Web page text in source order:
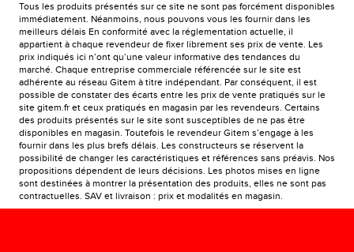
Tous les produits présentés sur ce site ne sont pas forcément disponibles
immédiatement. Néanmoins, nous pouvons vous les fournir dans les
meilleurs délais En conformité avec la réglementation actuelle, il
appartient à chaque revendeur de fixer librement ses prix de vente. Les
prix indiqués ici n’ont qu’une valeur informative des tendances du
marché. Chaque entreprise commerciale référencée sur le site est
adhérente au réseau Gitem à titre indépendant. Par conséquent, il est
possible de constater des écarts entre les prix de vente pratiqués sur le
site gitem.fr et ceux pratiqués en magasin par les revendeurs. Certains
des produits présentés sur le site sont susceptibles de ne pas être
disponibles en magasin. Toutefois le revendeur Gitem s’engage à les
fournir dans les plus brefs délais. Les constructeurs se réservent la
possibilité de changer les caractéristiques et références sans préavis. Nos
propositions dépendent de leurs décisions. Les photos mises en ligne
sont destinées à montrer la présentation des produits, elles ne sont pas
contractuelles. SAV et livraison : prix et modalités en magasin.